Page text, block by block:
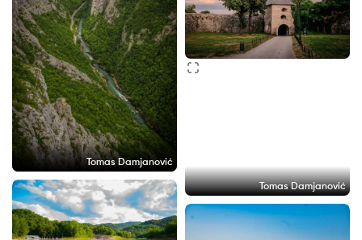
Tomas Damjanović
Tomas Damjanović